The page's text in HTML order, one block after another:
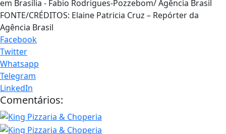
em Brasília - Fabio Rodrigues-Pozzebom/ Agência Brasil
FONTE/CRÉDITOS: Elaine Patricia Cruz – Repórter da
Agência Brasil
Facebook
Twitter
Whatsapp
Telegram
LinkedIn
Comentários: